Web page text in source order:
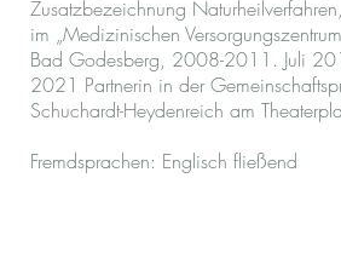
Zusatzbezeichnung
im „Medizinischen
Bad Godesberg, 2008-2011. Juli
2021 Partnerin in der
Schuchardt-Heydenreich am
Fremdsprachen: Englisch fließend